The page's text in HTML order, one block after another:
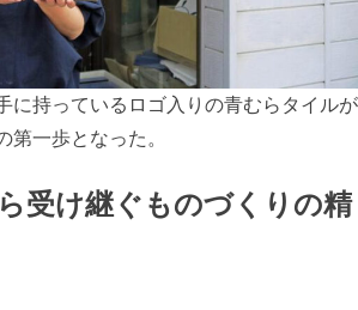
に持っているロゴ入りの青むらタイルが
第一歩となった。
受け継ぐものづくりの精